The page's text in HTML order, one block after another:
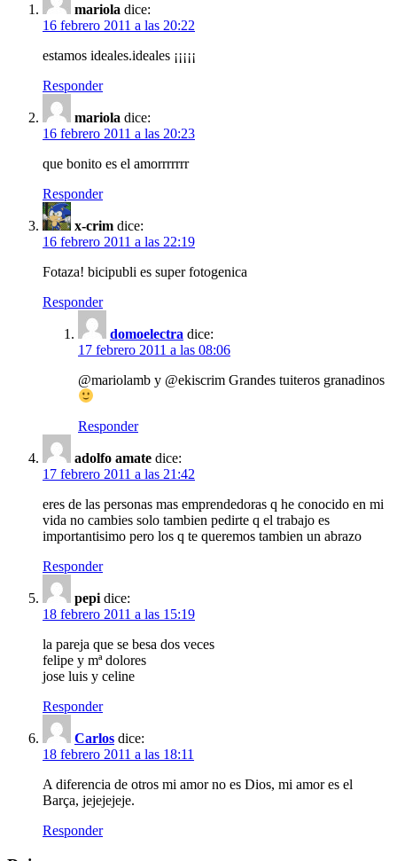
mariola dice:
16 febrero 2011 a las 20:22
estamos ideales.ideales ¡¡¡¡¡
Responder
mariola dice:
16 febrero 2011 a las 20:23
que bonito es el amorrrrrrr
Responder
x-crim dice:
16 febrero 2011 a las 22:19
Fotaza! bicipubli es super fotogenica
Responder
domoelectra dice:
17 febrero 2011 a las 08:06
@mariolamb y @ekiscrim Grandes tuiteros granadinos
Responder
adolfo amate dice:
17 febrero 2011 a las 21:42
eres de las personas mas emprendedoras q he conocido en mi
vida no cambies solo tambien pedirte q el trabajo es
importantisimo pero los q te queremos tambien un abrazo
Responder
pepi dice:
18 febrero 2011 a las 15:19
la pareja que se besa dos veces
felipe y mª dolores
jose luis y celine
Responder
Carlos dice:
18 febrero 2011 a las 18:11
A diferencia de otros mi amor no es Dios, mi amor es el
Barça, jejejejeje.
Responder